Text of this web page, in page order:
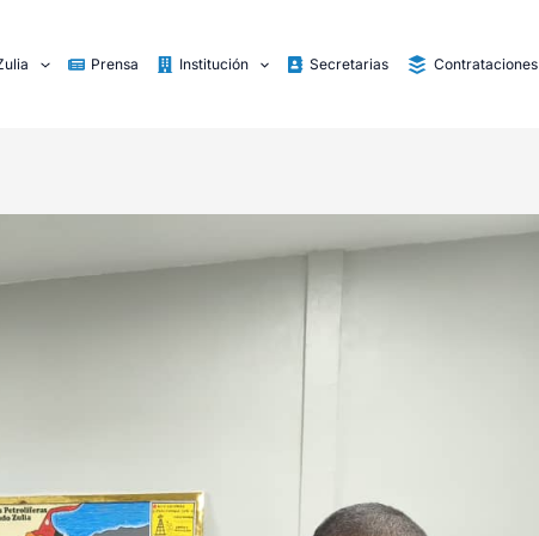
Prensa Institución Secretarias Contrataciones